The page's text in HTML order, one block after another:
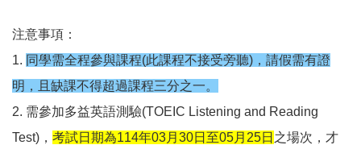
注意事項：
1. 同學需全程參與課程(此課程不接受旁聽)，請假需有證
明，且缺課不得超過課程三分之一。
2. 需參加多益英語測驗(TOEIC Listening and Reading
Test)， 考試日期為114年03月30日至05月25日 之場次，才